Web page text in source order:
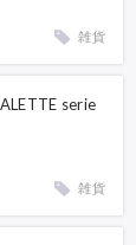
雑貨
serie
雑貨